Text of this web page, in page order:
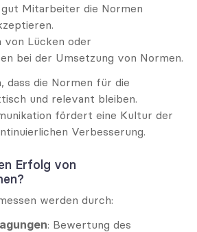
gut Mitarbeiter die Normen
von Lücken oder
bei der Umsetzung von Normen.
dass die Normen für die
und relevant bleiben.
fördert eine Kultur der
Verbesserung.
Erfolg von
werden durch:
: Bewertung des